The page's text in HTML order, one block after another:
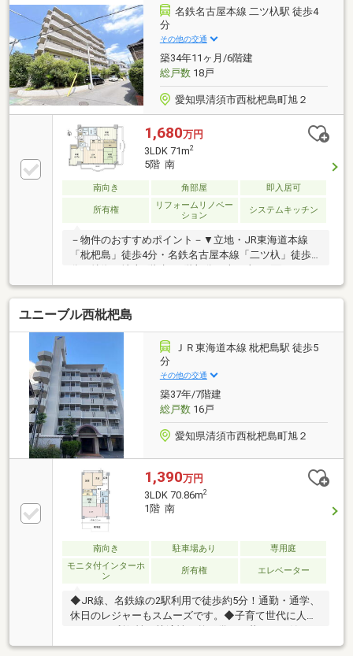
ンや保険、不動産に関する税金や法律、その他各種手
続きのことなどお気軽にご相談ください。
名鉄名古屋本線 二ツ杁駅 徒歩4
分
その他の交通
築34年11ヶ月/6階建
総戸数18戸
愛知県清須市西枇杷島町旭２
1,680万円
3LDK 71m2
5階 南
南向き 角部屋 即入居可
所有権
リフォームリノベー
ション
システムキッチン
－物件のおすすめポイント－▼立地・JR東海道本線
「枇杷島」徒歩4分・名鉄名古屋本線「二ツ杁」徒歩5
ニー、3部屋が面する設計・お料理に集中しやすい独
立型の壁付キッチン・足を伸ばしてくつろげる和室
有・各洋室・和室・玄関に収納を確保・即引渡し可能
(残金精算後)▼2026年1月室内リフォーム済【交換】キ
ッチン、UB、トイレ、洗面化粧台、給湯器【張替】ク
ロス、CF、網戸、畳表替え【その他】ハウスクリーニ
ング 他■ ご希望の住まい探しをお手伝いします
━━━━━・・・物件の詳細・ご相談はお気軽にお問
い合わせください。
ユニーブル西枇杷島
ＪＲ東海道本線 枇杷島駅 徒歩5
分
その他の交通
築37年/7階建
総戸数16戸
愛知県清須市西枇杷島町旭２
1,390万円
3LDK 70.86m2
1階 南
南向き 駐車場あり
専用庭
モニタ付インターホ
ン
所有権 エレベーター
◆JR線、名鉄線の2駅利用で徒歩約5分！通勤・通学、
休日のレジャーもスムーズです。◆子育て世代に人気
せんか。ぜひ一度現地をご覧ください。